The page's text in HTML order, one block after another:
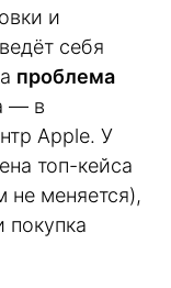
и
себя
проблема
— в
Apple. У
топ-кейса
не меняется),